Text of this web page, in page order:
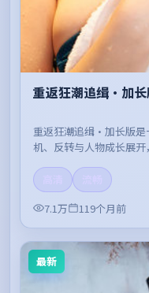
重返狂潮追缉·加长
重返狂潮追缉·加长版是
机、反转与人物成长展开
7.1万
119个月前
最新